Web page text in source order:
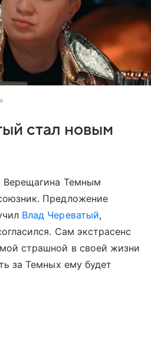
стал новым
Верещагина Темным
Предложение
Влад Череватый,
Сам экстрасенс
страшной в своей жизни
за Темных ему будет